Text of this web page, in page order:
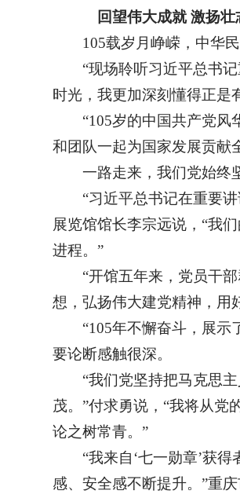
回望伟大成就 激扬壮
105载岁月峥嵘，中华
“现场聆听习近平总书
时光，我更加深刻懂得正是
“105岁的中国共产党
和团队一起为国家发展贡献
一路走来，我们党始终
“习近平总书记在重要
展览馆馆长李宗远说，“我
进程。”
“开馆五年来，党员干
想，弘扬伟大建党精神，用
“105年不懈奋斗，展
要论断感触很深。
“我们党坚持把马克思
茂。”付求勇说，“我将从党
论之树常青。”
“我来自‘七一勋章’获
感、安全感不断提升。”重